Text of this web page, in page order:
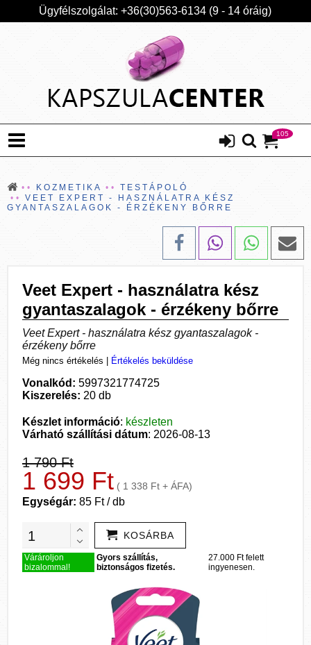
Ügyfélszolgálat: +36(30)563-6134 (9 - 14 óráig)
105
KOZMETIKA
TESTÁPOLÓ
VEET EXPERT - HASZNÁLATRA KÉSZ
GYANTASZALAGOK - ÉRZÉKENY BŐRRE
Veet Expert - használatra kész
gyantaszalagok - érzékeny bőrre
Veet Expert - használatra kész gyantaszalagok -
érzékeny bőrre
Még nincs értékelés Értékelés beküldése
Vonalkód: 5997321774725
Kiszerelés: 20 db
Készlet információ: készleten
Várható szállítási dátum: 2026-08-13
1 790 Ft
1 699 Ft ( 1 338 Ft + ÁFA)
Egységár: 85 Ft / db
KOSÁRBA
Várároljon
bizalommal!
Gyors szállítás,
biztonságos fizetés.
27.000 Ft felett
ingyenesen.